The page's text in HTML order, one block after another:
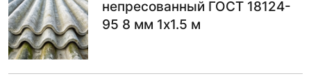
непресованный ГОСТ 18124-
95 8 мм 1х1.5 м